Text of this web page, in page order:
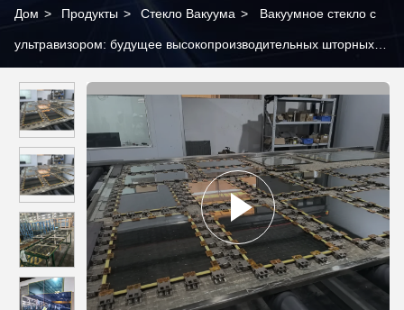
Дом > Продукты > Стекло Вакуума > Вакуумное стекло с
ультравизором: будущее высокопроизводительных шторных
звукоизоляцией